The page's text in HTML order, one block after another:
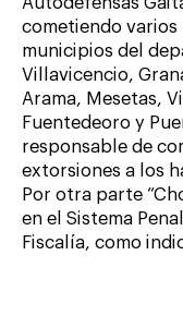
cometiendo
municipios del
Villavicencio,
Arama, Mesetas,
Fuentedeoro y
responsable de
extorsiones a los
Por otra parte
en el Sistema
Fiscalía, como